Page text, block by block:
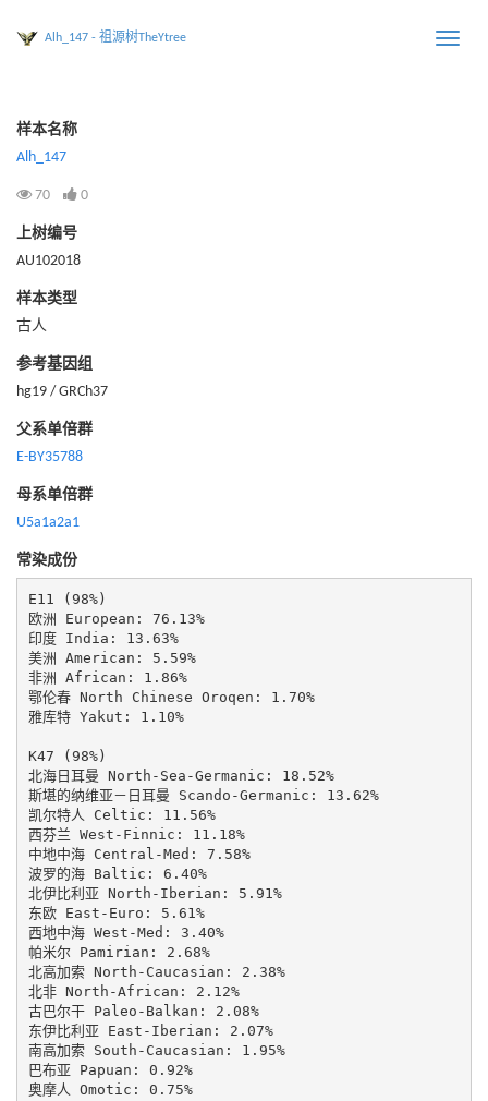
Toggle
Alh_147 - 祖源树TheYtree
样本名称
Alh_147
70 0
上树编号
AU102018
样本类型
古人
参考基因组
hg19 / GRCh37
父系单倍群
E-BY35788
母系单倍群
U5a1a2a1
常染成份
E11 (98%)
欧洲 European: 76.13%
印度 India: 13.63%
美洲 American: 5.59%
非洲 African: 1.86%
鄂伦春 North Chinese Oroqen: 1.70%
雅库特 Yakut: 1.10%
K47 (98%)
北海日耳曼 North-Sea-Germanic: 18.52%
斯堪的纳维亚－日耳曼 Scando-Germanic: 13.62%
凯尔特人 Celtic: 11.56%
西芬兰 West-Finnic: 11.18%
中地中海 Central-Med: 7.58%
波罗的海 Baltic: 6.40%
北伊比利亚 North-Iberian: 5.91%
东欧 East-Euro: 5.61%
西地中海 West-Med: 3.40%
帕米尔 Pamirian: 2.68%
北高加索 North-Caucasian: 2.38%
北非 North-African: 2.12%
古巴尔干 Paleo-Balkan: 2.08%
东伊比利亚 East-Iberian: 2.07%
南高加索 South-Caucasian: 1.95%
巴布亚 Papuan: 0.92%
奥摩人 Omotic: 0.75%